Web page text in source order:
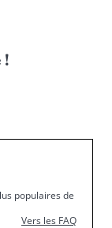
!
populaires de
Vers les FAQ